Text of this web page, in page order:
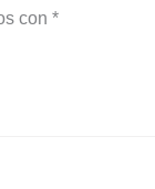
con *